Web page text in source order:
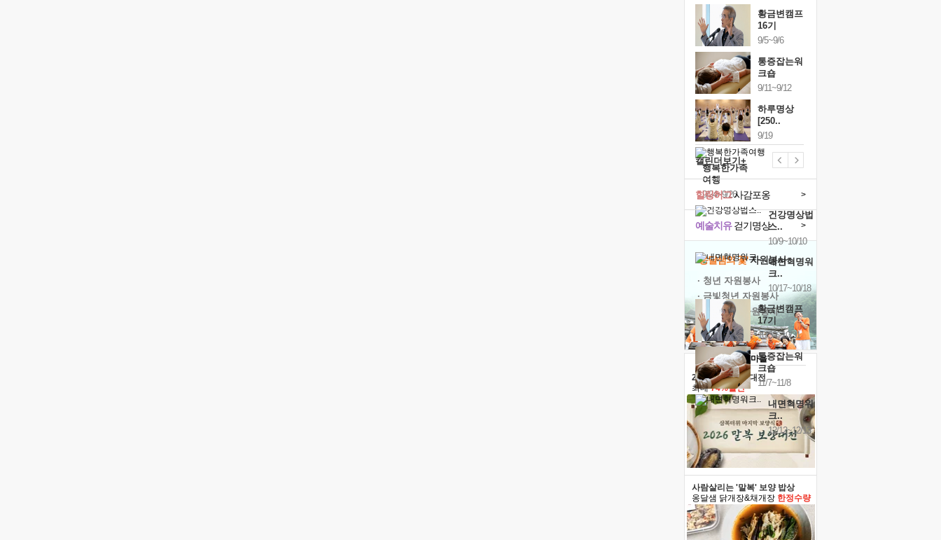
황금변캠프
16기
9/5~9/6
통증잡는워
크숍
9/11~9/12
하루명상
[250..
9/19
행복한가족
여행
9/24~9/26
건강명상법
스..
10/9~10/10
내면혁명워
크..
10/17~10/18
황금변캠프
17기
10/30~10/31
통증잡는워
크숍
11/7~11/8
내면혁명워
크..
12/12~12/13
캘린더보기+
예술치유걷기명상 >
힐링허그사감포옹 >
'옹달샘의 꽃'자원봉사
· 청년 자원봉사
· 금빛청년 자원봉사
· 음식연구 자원봉사
2026 말복 보양대전
최대74%할인
사람살리는 '말복' 보양 밥상
옹달샘 닭개장&채개장 한정수량